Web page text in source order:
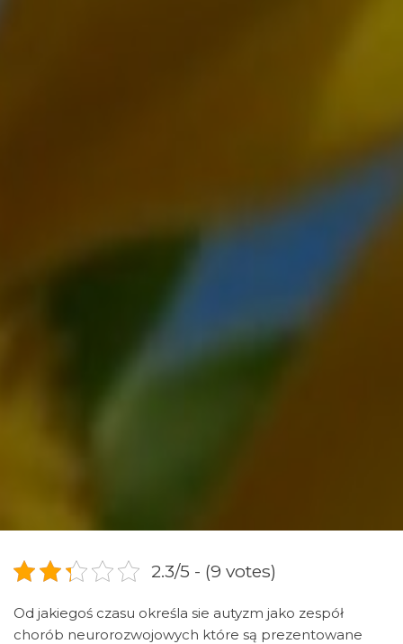
2.3/5 - (9 votes)
Od jakiegoś czasu określa sie autyzm jako zespół
chorób neurorozwojowych które są prezentowane